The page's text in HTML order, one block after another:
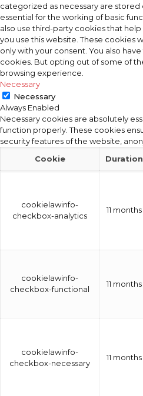
categorized as necessary are stored
essential for the working of basic
also use third-party cookies that
you use this website. These cookies
only with your consent. You also
cookies. But opting out of some of
browsing experience.
Necessary
Necessary
Always Enabled
Necessary cookies are absolutely
function properly. These cookies
security features of the website,
Cookie
Duration
cookielawinfo-
checkbox-analytics
11 months
cookielawinfo-
checkbox-functional
11 months
cookielawinfo-
checkbox-necessary
11 months